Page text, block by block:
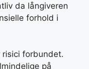
da långiveren
forhold i
risici forbundet.
på